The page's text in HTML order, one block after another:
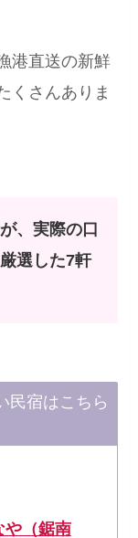
港直送の新鮮
くさんありま
、実際の口
選した7軒
民宿はこちら
や（鋸南